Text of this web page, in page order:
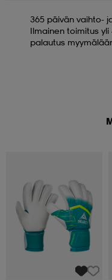
365 päivän vaihto-
Ilmainen toimitus
palautus